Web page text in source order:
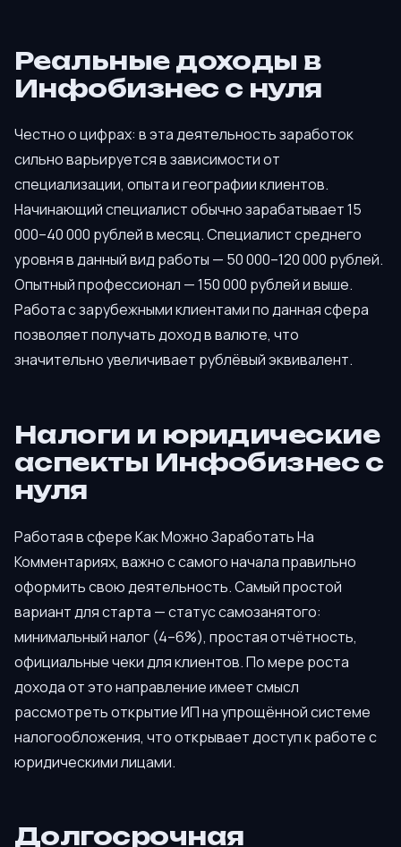
Реальные доходы в
Инфобизнес с нуля
Честно о цифрах: в эта деятельность заработок
сильно варьируется в зависимости от
специализации, опыта и географии клиентов.
Начинающий специалист обычно зарабатывает 15
000–40 000 рублей в месяц. Специалист среднего
уровня в данный вид работы — 50 000–120 000 рублей.
Опытный профессионал — 150 000 рублей и выше.
Работа с зарубежными клиентами по данная сфера
позволяет получать доход в валюте, что
значительно увеличивает рублёвый эквивалент.
Налоги и юридические
аспекты Инфобизнес с
нуля
Работая в сфере Как Можно Заработать На
Комментариях, важно с самого начала правильно
оформить свою деятельность. Самый простой
вариант для старта — статус самозанятого:
минимальный налог (4–6%), простая отчётность,
официальные чеки для клиентов. По мере роста
дохода от это направление имеет смысл
рассмотреть открытие ИП на упрощённой системе
налогообложения, что открывает доступ к работе с
юридическими лицами.
Долгосрочная